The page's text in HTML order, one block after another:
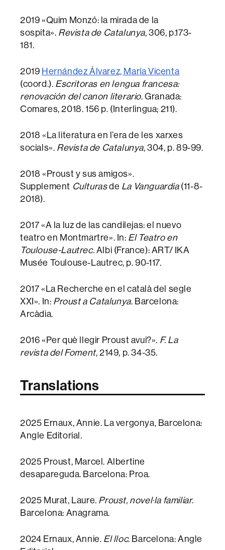
2019 «Quim Monzó: la mirada de la
sospita». Revista de Catalunya, 306, p.173-
181.
2019 Hernández Álvarez, María Vicenta
(coord.). Escritoras en lengua francesa:
renovación del canon literario. Granada:
Comares, 2018. 156 p. (Interlingua; 211).
2018 «La literatura en l’era de les xarxes
socials». Revista de Catalunya, 304, p. 89-99.
2018 «Proust y sus amigos».
Supplement Culturasde La Vanguardia(11-8-
2018).
2017 «A la luz de las candilejas: el nuevo
teatro en Montmartre». In: El Teatro en
Toulouse-Lautrec.Albi (France): ART/ IKA
Musée Toulouse-Lautrec, p. 90-117.
2017 «La Recherche en el català del segle
XXI». In: Proust a Catalunya. Barcelona:
Arcàdia.
2016 «Per què llegir Proust avui?». F. La
revista del Foment, 2149, p. 34-35.
Translations
2025 Ernaux, Annie. La vergonya, Barcelona:
Angle Editorial.
2025 Proust, Marcel. Albertine
desapareguda. Barcelona: Proa.
2025 Murat, Laure. Proust, novel·la familiar.
Barcelona: Anagrama.
2024 Ernaux, Annie. El lloc. Barcelona: Angle